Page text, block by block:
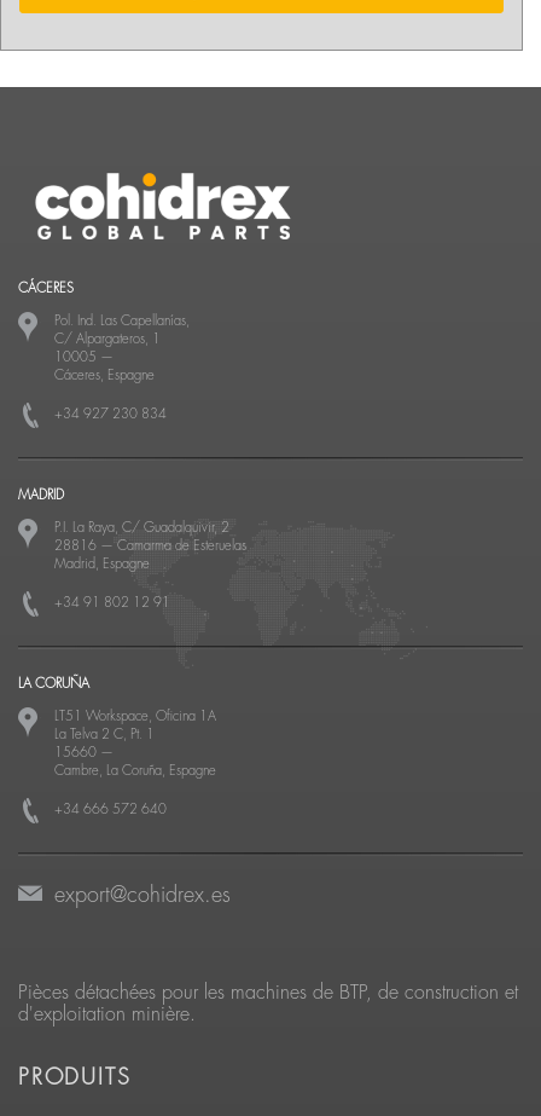
CÁCERES
Pol. Ind. Las Capellanías,
C/ Alpargateros, 1
10005 —
Cáceres, Espagne
+34 927 230 834
MADRID
P.I. La Raya, C/ Guadalquivir, 2
28816 — Camarma de Esteruelas
Madrid, Espagne
+34 91 802 12 91
LA CORUÑA
LT51 Workspace, Oficina 1A
La Telva 2 C, Pt. 1
15660 —
Cambre, La Coruña, Espagne
+34 666 572 640
export@cohidrex.es
Pièces détachées pour les machines de BTP, de construction et
d'exploitation minière.
PRODUITS